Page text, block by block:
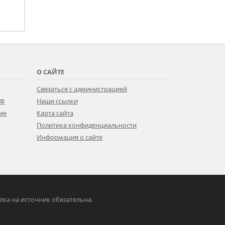
О САЙТЕ
Связаться с администрацией
Наши ссылки
Карта сайта
Политика конфиденциальности
Информация о сайте
на источник обязательна.